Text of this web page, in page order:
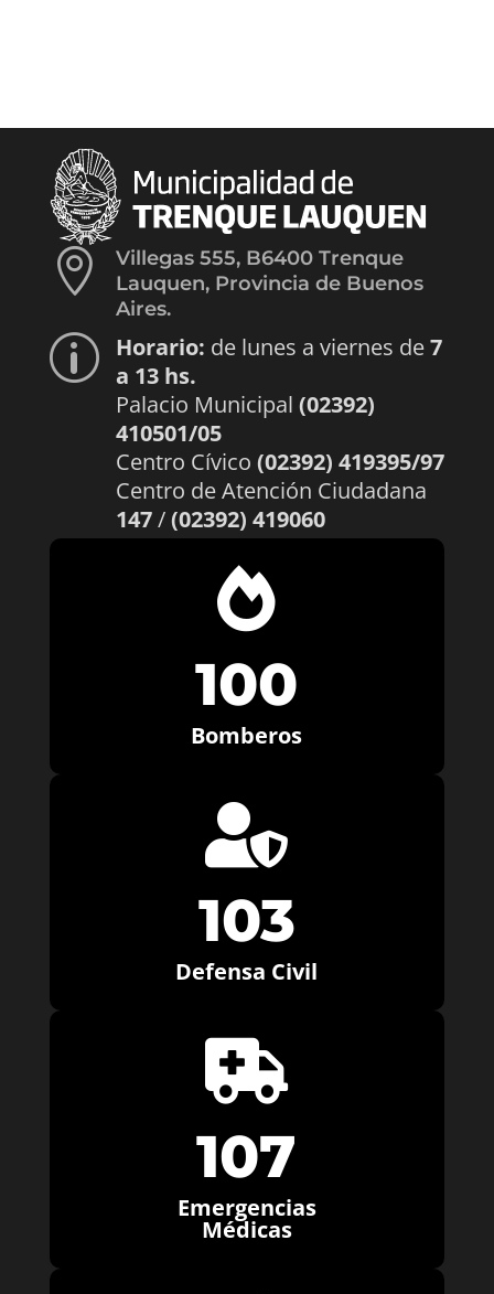

Villegas 555, B6400 Trenque
Lauquen, Provincia de Buenos
Aires.
p Horario: de lunes a viernes de7
a 13 hs.
Palacio Municipal (02392)
410501/05
Centro Cívico (02392) 419395/97
Centro de Atención Ciudadana
147/(02392) 419060

100
Bomberos

103
Defensa Civil

107
Emergencias
Médicas